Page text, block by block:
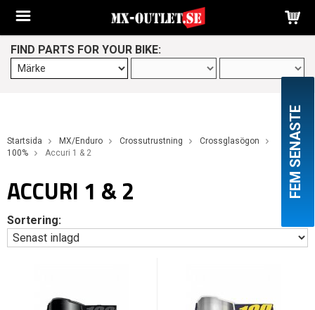
FIND PARTS FOR YOUR BIKE:
Startsida MX/Enduro Crossutrustning
Crossglasögon
100%
Accuri 1 & 2
ACCURI 1 & 2
Sortering:
FEM SENASTE